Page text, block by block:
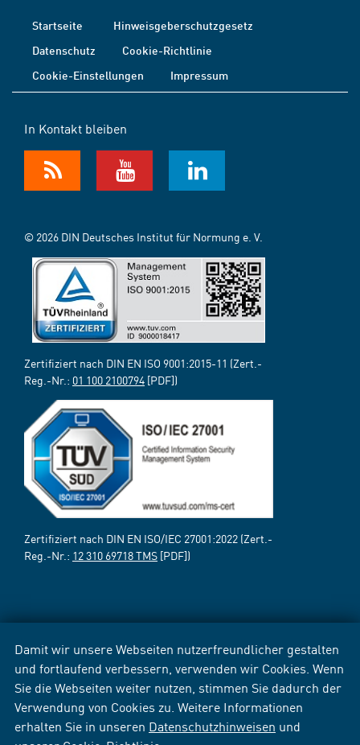
Damit wir unsere Webseiten nutzerfreundlicher gestalten
und fortlaufend verbessern, verwenden wir Cookies. Wenn
Sie die Webseiten weiter nutzen, stimmen Sie dadurch der
Verwendung von Cookies zu. Weitere Informationen
erhalten Sie in unseren Datenschutzhinweisen und
Startseite
Hinweisgeberschutzgesetz
Datenschutz
Cookie-Richtlinie
Cookie-Einstellungen
Impressum
In Kontakt bleiben
© 2026 DIN Deutsches Institut für Normung e. V.
Zertifiziert nach DIN EN ISO 9001:2015-11 (Zert.-
Reg.-Nr.: 01 100 2100794 [PDF])
Zertifiziert nach DIN EN ISO/IEC 27001:2022 (Zert.-
Reg.-Nr.: 12 310 69718 TMS [PDF])